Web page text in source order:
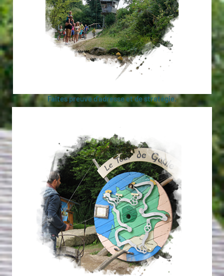
Faites preuve d'adresse et de stratégie.